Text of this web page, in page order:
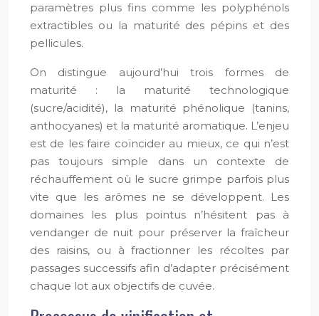
paramètres plus fins comme les polyphénols
extractibles ou la maturité des pépins et des
pellicules.
On distingue aujourd’hui trois formes de
maturité : la maturité technologique
(sucre/acidité), la maturité phénolique (tanins,
anthocyanes) et la maturité aromatique. L’enjeu
est de les faire coïncider au mieux, ce qui n’est
pas toujours simple dans un contexte de
réchauffement où le sucre grimpe parfois plus
vite que les arômes ne se développent. Les
domaines les plus pointus n’hésitent pas à
vendanger de nuit pour préserver la fraîcheur
des raisins, ou à fractionner les récoltes par
passages successifs afin d’adapter précisément
chaque lot aux objectifs de cuvée.